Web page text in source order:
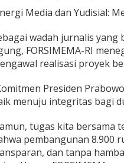
Media dan Yudisial:
wadah jurnalis
FORSIMEMA-RI
realisasi proyek
Presiden
menuju integritas bagi
tugas kita bersama
pembangunan 8.900
dan tanpa